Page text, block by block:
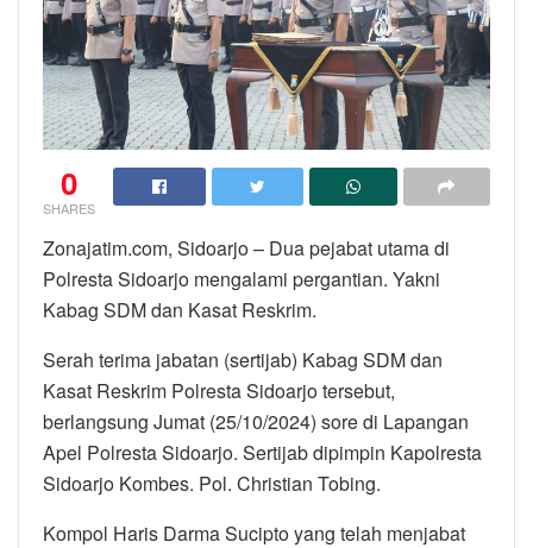
0
SHARES
Zonajatim.com, Sidoarjo – Dua pejabat utama di
Polresta Sidoarjo mengalami pergantian. Yakni
Kabag SDM dan Kasat Reskrim.
Serah terima jabatan (sertijab) Kabag SDM dan
Kasat Reskrim Polresta Sidoarjo tersebut,
berlangsung Jumat (25/10/2024) sore di Lapangan
Apel Polresta Sidoarjo. Sertijab dipimpin Kapolresta
Sidoarjo Kombes. Pol. Christian Tobing.
Kompol Haris Darma Sucipto yang telah menjabat